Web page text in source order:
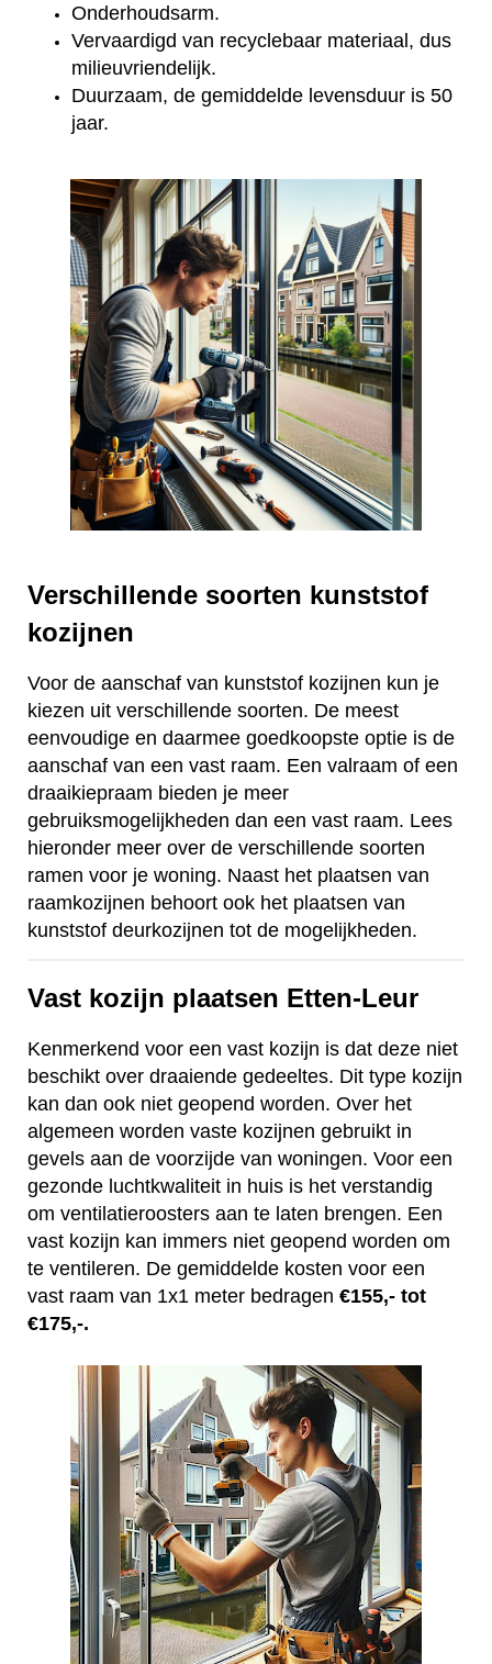
Onderhoudsarm.
Vervaardigd van recyclebaar materiaal, dus
milieuvriendelijk.
Duurzaam, de gemiddelde levensduur is 50
jaar.
Verschillende soorten kunststof
kozijnen
Voor de aanschaf van kunststof kozijnen kun je
kiezen uit verschillende soorten. De meest
eenvoudige en daarmee goedkoopste optie is de
aanschaf van een vast raam. Een valraam of een
draaikiepraam bieden je meer
gebruiksmogelijkheden dan een vast raam. Lees
hieronder meer over de verschillende soorten
ramen voor je woning. Naast het plaatsen van
raamkozijnen behoort ook het plaatsen van
kunststof deurkozijnen tot de mogelijkheden.
Vast kozijn plaatsen Etten-Leur
Kenmerkend voor een vast kozijn is dat deze niet
beschikt over draaiende gedeeltes. Dit type kozijn
kan dan ook niet geopend worden. Over het
algemeen worden vaste kozijnen gebruikt in
gevels aan de voorzijde van woningen. Voor een
gezonde luchtkwaliteit in huis is het verstandig
om ventilatieroosters aan te laten brengen. Een
vast kozijn kan immers niet geopend worden om
te ventileren. De gemiddelde kosten voor een
vast raam van 1x1 meter bedragen €155,- tot
€175,-.